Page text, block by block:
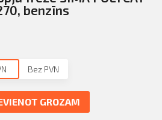
benzīns
Bez PVN
GROZAM